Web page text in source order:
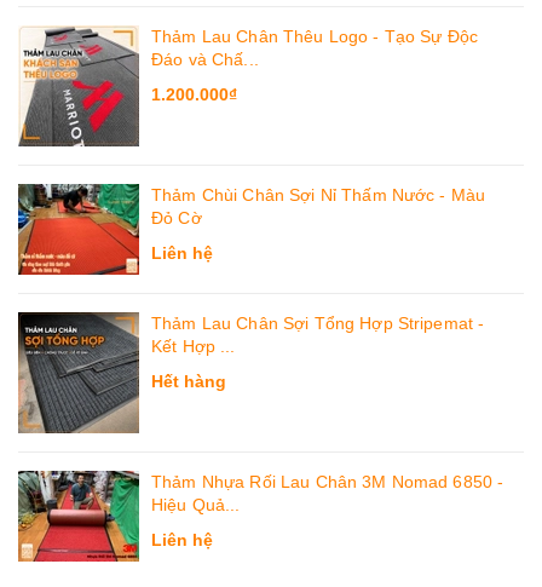
Thảm Lau Chân Thêu Logo - Tạo Sự Độc
Đáo và Chấ...
1.200.000₫
Thảm Chùi Chân Sợi Nỉ Thấm Nước - Màu
Đỏ Cờ
Liên hệ
Thảm Lau Chân Sợi Tổng Hợp Stripemat -
Kết Hợp ...
Hết hàng
Thảm Nhựa Rối Lau Chân 3M Nomad 6850 -
Hiệu Quả...
Liên hệ